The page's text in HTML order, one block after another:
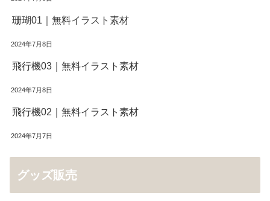
珊瑚01｜無料イラスト素材
2024年7月8日
飛行機03｜無料イラスト素材
2024年7月8日
飛行機02｜無料イラスト素材
2024年7月7日
グッズ販売